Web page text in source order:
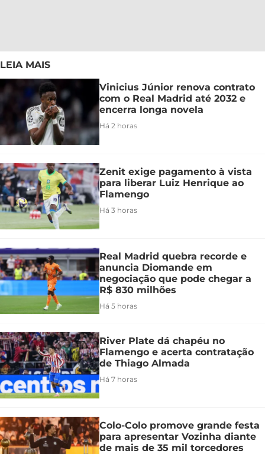
LEIA MAIS
Vinicius Júnior renova contrato
com o Real Madrid até 2032 e
encerra longa novela
Há 2 horas
Zenit exige pagamento à vista
para liberar Luiz Henrique ao
Flamengo
Há 3 horas
Real Madrid quebra recorde e
anuncia Diomande em
negociação que pode chegar a
R$ 830 milhões
Há 5 horas
River Plate dá chapéu no
Flamengo e acerta contratação
de Thiago Almada
Há 7 horas
Colo-Colo promove grande festa
para apresentar Vozinha diante
de mais de 35 mil torcedores